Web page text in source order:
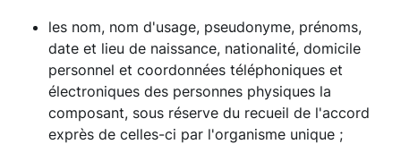
les nom, nom d'usage, pseudonyme, prénoms,
date et lieu de naissance, nationalité, domicile
personnel et coordonnées téléphoniques et
électroniques des personnes physiques la
composant, sous réserve du recueil de l'accord
exprès de celles-ci par l'organisme unique ;